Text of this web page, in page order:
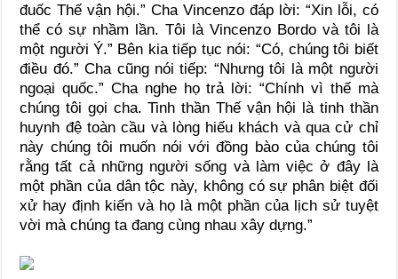
đuốc Thế vận hội.” Cha Vincenzo đáp lời: “Xin lỗi, có
thể có sự nhầm lần. Tôi là Vincenzo Bordo và tôi là
một người Ý.” Bên kia tiếp tục nói: “Có, chúng tôi biết
điều đó.” Cha cũng nói tiếp: “Nhưng tôi là một người
ngoại quốc.” Cha nghe họ trả lời: “Chính vì thế mà
chúng tôi gọi cha. Tinh thần Thế vận hội là tinh thần
huynh đệ toàn cầu và lòng hiếu khách và qua cử chỉ
này chúng tôi muốn nói với đồng bào của chúng tôi
rằng tất cả những người sống và làm việc ở đây là
một phần của dân tộc này, không có sự phân biệt đối
xử hay định kiến và họ là một phần của lịch sử tuyệt
vời mà chúng ta đang cùng nhau xây dựng.”